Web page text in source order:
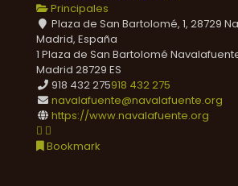
Principales
Plaza de San Bartolomé, 1, 28729
Madrid, España
1 Plaza de San Bartolomé
Madrid 28729 ES
918 432 275918 432 275
navalafuente@navalafuente.org
https://www.navalafuente.org
Bookmark